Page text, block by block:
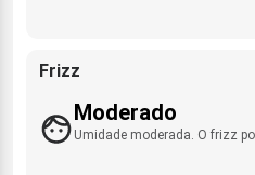
Frizz
Moderado
Umidade moderada. O frizz